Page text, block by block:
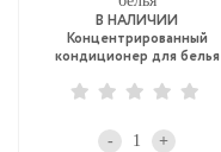
В НАЛИЧИИ
Концентрированный
кондиционер для белья
чувствительной кожи",
- +